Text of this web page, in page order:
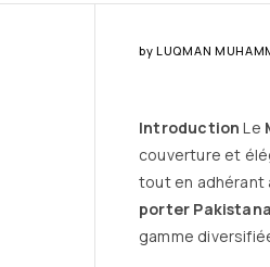
by LUQMAN
Introduction Le
couverture et
tout en adhérant
porter
gamme